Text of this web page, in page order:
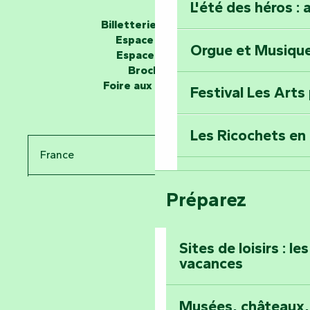
Les passeurs d'histoires
Partez en
Percez les
Voyagez dans le
Maillezais
Montez au
L'été des héros :
Orgue et
Festival Les Arts
Les Ricochets
Tout l'agenda
Préparez
Sites de loisirs :
vacances
Musées,
Billetterie en ligne
Espace groupe
Espace presse
Brochures
Foire aux questions
France